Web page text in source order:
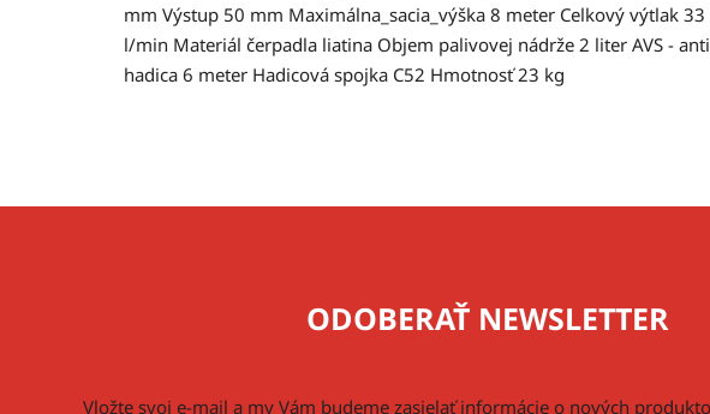
mm Výstup 50 mm Maximálna_sacia_výška 8 meter Celkový výtlak
l/min Materiál čerpadla liatina Objem palivovej nádrže 2 liter AVS -
hadica 6 meter Hadicová spojka C52 Hmotnosť 23 kg
ODOBERAŤ NEWSLETTER
Vložte svoj e-mail a my Vám budeme zasielať informácie o nových